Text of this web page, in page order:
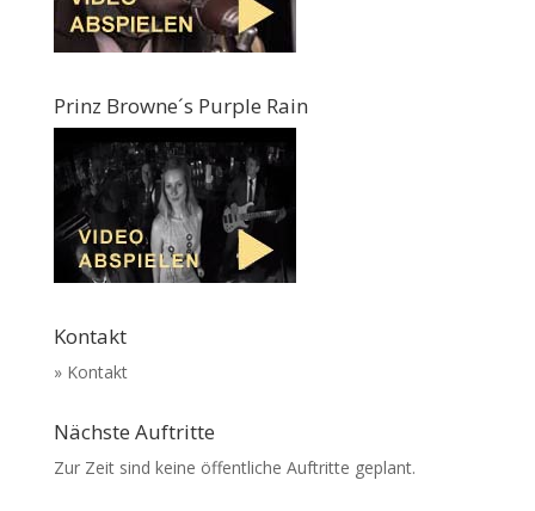
Prinz Browne´s Purple Rain
Kontakt
» Kontakt
Nächste Auftritte
Zur Zeit sind keine öffentliche Auftritte geplant.